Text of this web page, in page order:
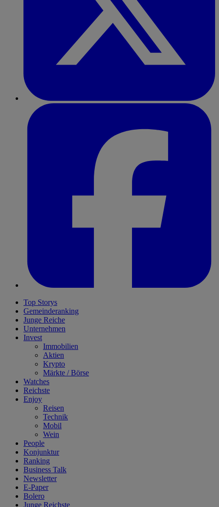
Top Storys
Gemeinderanking
Junge Reiche
Unternehmen
Invest
Immobilien
Aktien
Krypto
Märkte / Börse
Watches
Reichste
Enjoy
Reisen
Technik
Mobil
Wein
People
Konjunktur
Ranking
Business Talk
Newsletter
E-Paper
Bolero
Junge Reichste